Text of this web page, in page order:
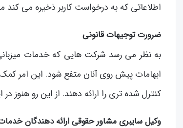
اطلاعاتی که به درخواست کاربر ذخیره می
ضرورت توجیهات قانونی
به نظر می رسد شرکت هایی که خدمات میزبانی
ابهامات پیش روی آنان متفع شود. این امر
کنترل شده تری را ارائه دهند. از این رو هنوز
وکیل سایبری مشاور حقوقی ارائه دهندگان